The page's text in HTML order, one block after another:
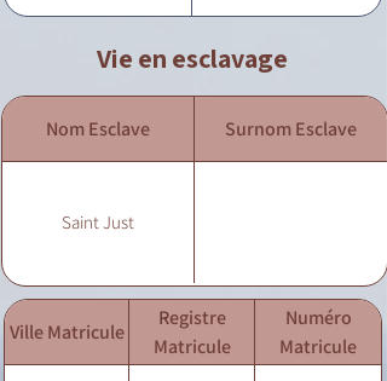
Vie en esclavage
Nom Esclave Surnom Esclave
Saint Just
Ville Matricule
Registre
Matricule
Numéro
Matricule